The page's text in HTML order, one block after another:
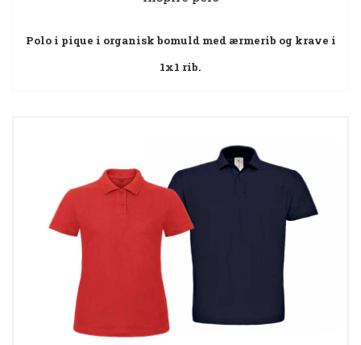
Polo i pique i organisk bomuld med ærmerib og krave i
1x1 rib.